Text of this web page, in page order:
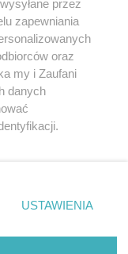
z portali
sięz nami
przez
zapewniania
oraz
my i Zaufani
danych
prywatności
zgody
się takiemu
USTAWIENIA